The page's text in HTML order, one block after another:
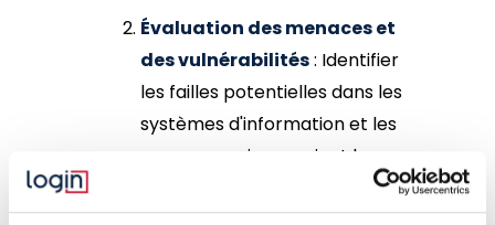
Évaluation des menaces et
des vulnérabilités: Identifier
les failles potentielles dans les
systèmes d'information et les
menaces qui pourraient les